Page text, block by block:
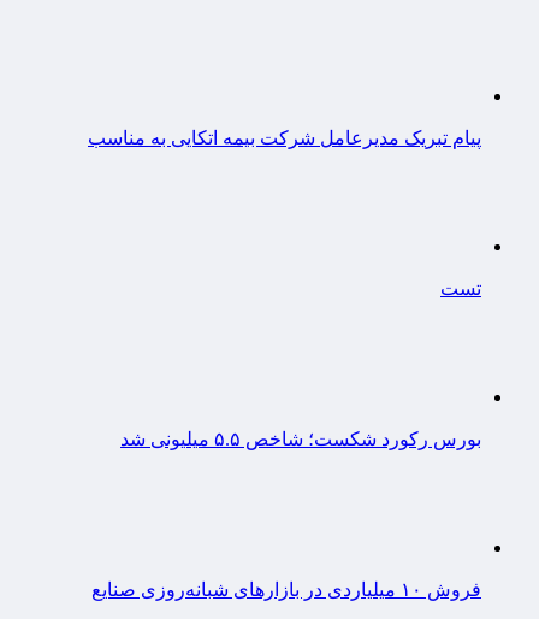
پیام تبریک مدیرعامل شرکت بیمه اتکایی به مناسب
تست
بورس رکورد شکست؛ شاخص ۵.۵ میلیونی شد
فروش ۱۰ میلیاردی در بازارهای شبانه‌روزی صنایع